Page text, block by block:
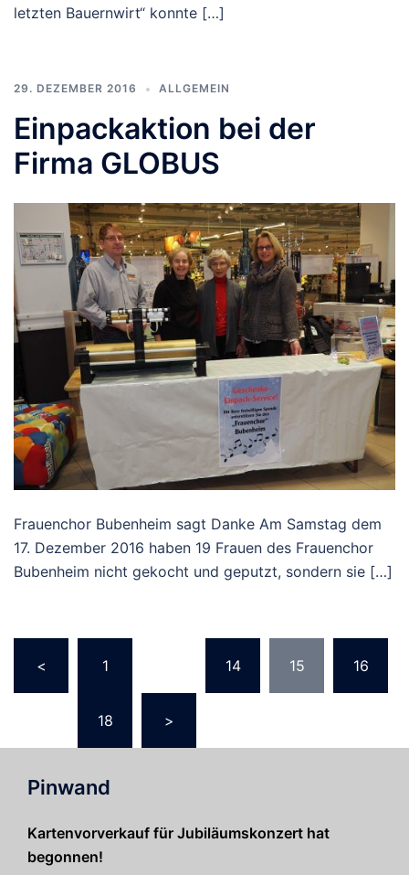
letzten Bauernwirt“ konnte […]
29. DEZEMBER 2016 ALLGEMEIN
Einpackaktion bei der
Firma GLOBUS
Frauenchor Bubenheim sagt Danke Am Samstag dem
17. Dezember 2016 haben 19 Frauen des Frauenchor
Bubenheim nicht gekocht und geputzt, sondern sie […]
Seitennummerierung
Beiträge
< 1 14 15 16
18 >
Pinwand
Kartenvorverkauf für Jubiläumskonzert hat
begonnen!